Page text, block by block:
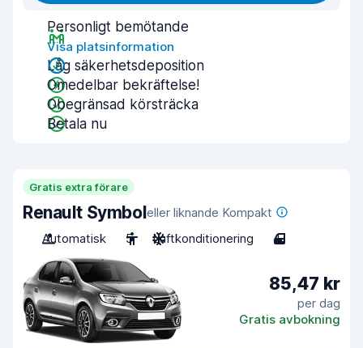
Personligt bemötande
Visa platsinformation
Låg säkerhetsdeposition
Omedelbar bekräftelse!
Obegränsad körsträcka
Betala nu
Gratis extra förare
Renault Symboleller liknande Kompakt
Automatisk
5 Luftkonditionering 4
85,47 kr
per dag
Gratis avbokning